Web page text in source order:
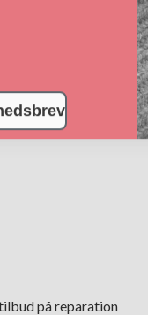
på reparation